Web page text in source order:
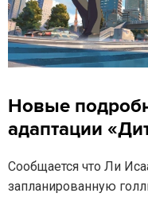
Новые
адаптации
Сообщается что Ли
запланированную